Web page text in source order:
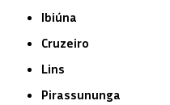
Ibiúna
Cruzeiro
Lins
Pirassununga